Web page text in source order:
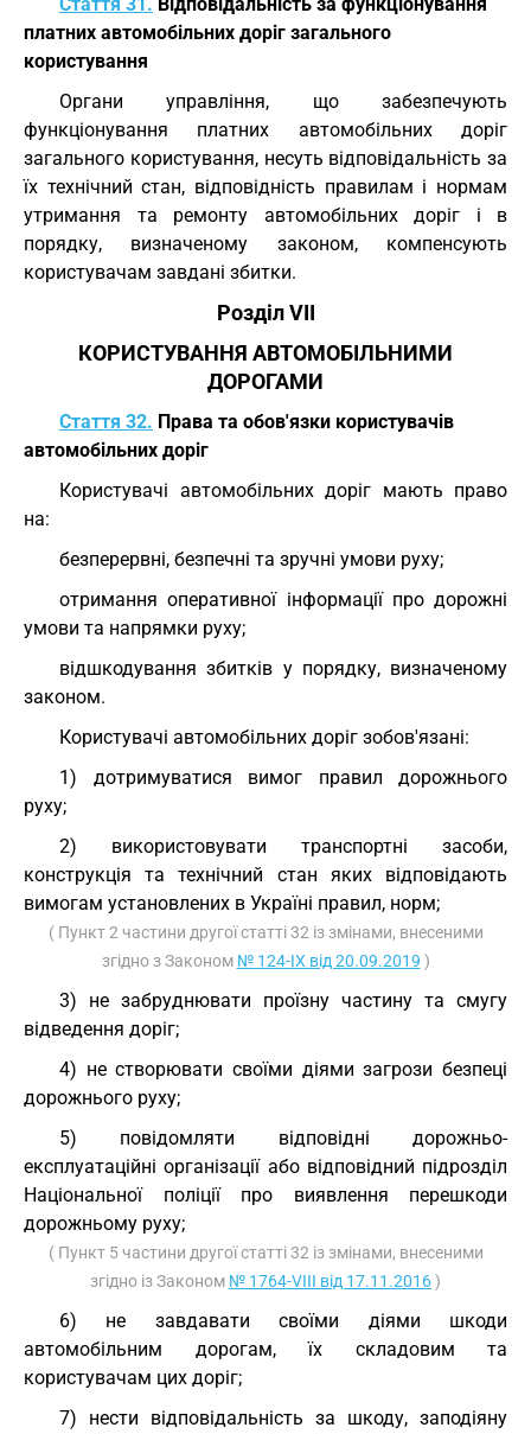
платних автомобільних доріг загального
користування
Органи управління, що забезпечують
функціонування платних автомобільних доріг
загального користування, несуть відповідальність за
їх технічний стан, відповідність правилам і нормам
утримання та ремонту автомобільних доріг і в
порядку, визначеному законом, компенсують
користувачам завдані збитки.
Розділ VII
КОРИСТУВАННЯ АВТОМОБІЛЬНИМИ
ДОРОГАМИ
Стаття 32. Права та обов'язки користувачів
автомобільних доріг
Користувачі автомобільних доріг мають право
на:
безперервні, безпечні та зручні умови руху;
отримання оперативної інформації про дорожні
умови та напрямки руху;
відшкодування збитків у порядку, визначеному
законом.
Користувачі автомобільних доріг зобов'язані:
1) дотримуватися вимог правил дорожнього
руху;
2) використовувати транспортні засоби,
конструкція та технічний стан яких відповідають
вимогам установлених в Україні правил, норм;
( Пункт 2 частини другої статті 32 із змінами, внесеними
згідно з Законом № 124-IX від 20.09.2019 )
3) не забруднювати проїзну частину та смугу
відведення доріг;
4) не створювати своїми діями загрози безпеці
дорожнього руху;
5) повідомляти відповідні дорожньо-
експлуатаційні організації або відповідний підрозділ
Національної поліції про виявлення перешкоди
дорожньому руху;
( Пункт 5 частини другої статті 32 із змінами, внесеними
згідно із Законом № 1764-VIII від 17.11.2016)
6) не завдавати своїми діями шкоди
автомобільним дорогам, їх складовим та
користувачам цих доріг;
7) нести відповідальність за шкоду, заподіяну